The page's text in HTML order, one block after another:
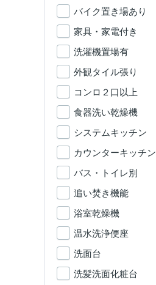
バイク置き場あり
家具・家電付き
洗濯機置場有
外観タイル張り
コンロ２口以上
食器洗い乾燥機
システムキッチン
カウンターキッチン
バス・トイレ別
追い焚き機能
浴室乾燥機
温水洗浄便座
洗面台
洗髪洗面化粧台